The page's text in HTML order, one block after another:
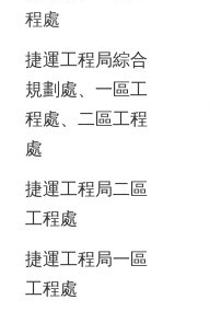
程處
捷運工程局綜合
規劃處、一區工
程處、二區工程
處
捷運工程局二區
工程處
捷運工程局一區
工程處